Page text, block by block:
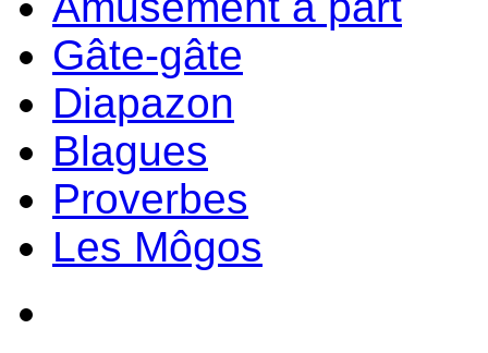
Gâte-gâte
Diapazon
Blagues
Proverbes
Les Môgos